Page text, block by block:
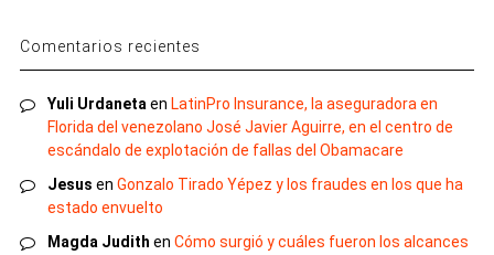
Comentarios recientes
Yuli Urdanetaen LatinPro Insurance, la aseguradora en
Florida del venezolano José Javier Aguirre, en el centro de
escándalo de explotación de fallas del Obamacare
Jesus en Gonzalo Tirado Yépez y los fraudes en los que ha
estado envuelto
Magda Judith en Cómo surgió y cuáles fueron los alcances